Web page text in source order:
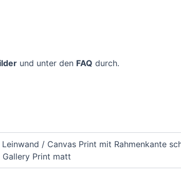
und unter den FAQ durch.
/ Canvas Print mit Rahmenkante
Gallery Print matt